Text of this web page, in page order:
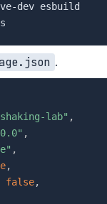
.
lab" ,
,
,
,
false,